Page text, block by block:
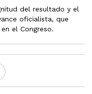
del resultado y el
oficialista, que
el Congreso.